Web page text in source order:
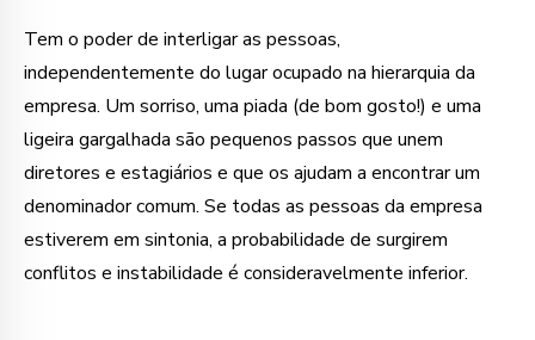
Tem o poder de interligar as pessoas,
independentemente do lugar ocupado na hierarquia da
empresa. Um sorriso, uma piada (de bom gosto!) e uma
ligeira gargalhada são pequenos passos que unem
diretores e estagiários e que os ajudam a encontrar um
denominador comum. Se todas as pessoas da empresa
estiverem em sintonia, a probabilidade de surgirem
conflitos e instabilidade é consideravelmente inferior.